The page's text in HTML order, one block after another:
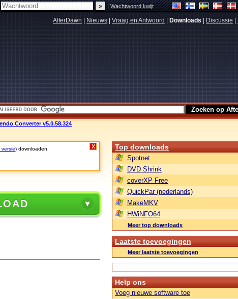
|Wachtwoord kwijt
AfterDawn Nieuws Vraag en Antwoord Downloads Discussie
Converter v5.0.58.324
downloaden. X Top downloads
Spotnet
DVD Shrink
coverXP Free
QuickPar (nederlands)
MakeMKV
HWiNFO64
Meer top downloads
Laatste toevoegingen
Meer laatste toevoegingen
Help ons
Voeg nieuwe software toe